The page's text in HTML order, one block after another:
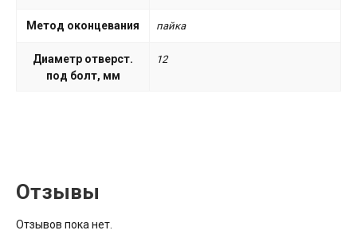
Метод оконцевания пайка
Диаметр отверст.
под болт, мм
12
Отзывы
Отзывов пока нет.